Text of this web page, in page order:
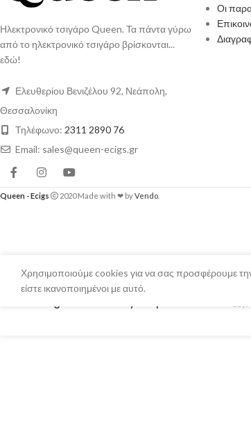
Ηλεκτρονικό τσιγάρο Queen. Τα πάντα γύρω
από το ηλεκτρονικό τσιγάρο βρίσκονται...
εδώ!
Ελευθερίου Βενιζέλου 92, Νεάπολη,
Θεσσαλονίκη
Τηλέφωνο: 2311 2890 76
Email: sales@queen-ecigs.gr
Οι
Queen - Ecigs 2020 Made with ❤ byVendo
Χρησιμοποιούμε cookies για να σας προσφέρουμε
είστε ικανοποιημένοι με αυτό.